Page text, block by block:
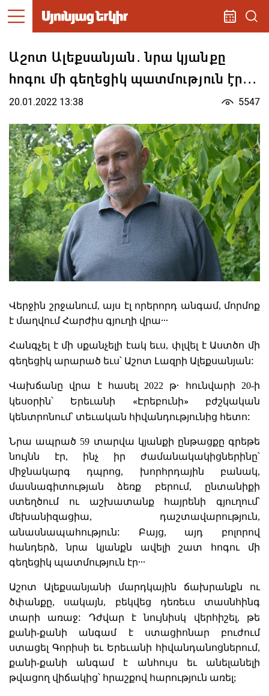
Աշոտ Ալեքսանյան․ նրա կյանքը
հոգու մի գեղեցիկ պատմություն էր․․․
20.01.2022 13:38 5547
Վերջին շրջանում, այս էլ որերորդ անգամ, մորմոք
է մաղվում Հարժիս գյուղի վրա․․․
Հանգչել է մի սքանչելի էակ եւս, փլվել է Աստծո մի
գեղեցիկ արարած եւս՝ Աշոտ Լազրի Ալեքսանյան:
Վախճանը վրա է հասել 2022 թ․ հունվարի 20-ի
կեսօրին՝ Երեւանի «Էրեբունի» բժշկական
կենտրոնում՝ տեւական հիվանդությունից հետո:
Նրա ապրած 59 տարվա կյանքի ընթացքը գրեթե
նույնն էր, ինչ իր ժամանակակիցներինը՝
միջնակարգ դպրոց, խորհրդային բանակ,
մասնագիտության ձեռք բերում, ընտանիքի
ստեղծում ու աշխատանք հայրենի գյուղում՝
մեխանիզացիա, դաշտավարություն,
անասնապահություն: Բայց, այդ բոլորով
հանդերձ, նրա կյանքն ավելի շատ հոգու մի
գեղեցիկ պատմություն էր․․․
Աշոտ Ալեքսանյանի մարդկային ճախրանքն ու
ծփանքը, սակայն, բեկվեց դեռեւս տասնհինգ
տարի առաջ: Դժվար է նույնիսկ վերհիշել, թե
քանի-քանի անգամ է ստացիոնար բուժում
ստացել Գորիսի եւ Երեւանի հիվանդանոցներում,
քանի-քանի անգամ է անհույս եւ անելանելի
թվացող վիճակից՝ հրաշքով հարություն առել;